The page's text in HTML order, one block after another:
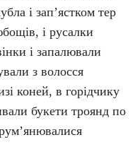
і зап’ястком тер
і русалки
і запалювали
з волосся
коней, в горідчику
букети троянд по